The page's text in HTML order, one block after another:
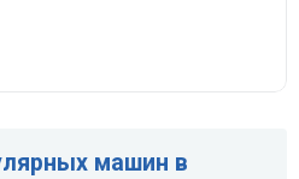
машин в